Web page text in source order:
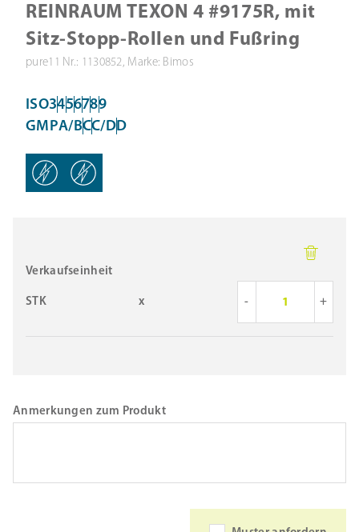
REINRAUM TEXON 4 #9175R, mit
Sitz-Stopp-Rollen und Fußring
pure11 Nr.: 1130852, Marke: Bimos
ISO3456789
GMPA/BCC/DD
Verkaufseinheit
STK x - +
Anmerkungen zum Produkt